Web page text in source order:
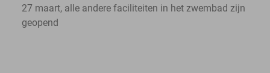
27 maart, alle andere faciliteiten in het zwembad zijn
geopend